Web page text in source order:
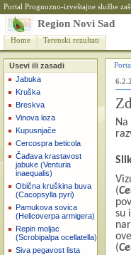
Portal Prognozno-izveštajne službe
Region Novi Sad
Home Terenski rezultati
Usevi ili zasadi
Jabuka
Kruška
Breskva
Vinova loza
Kupusnjače
Cercospra beticola
Čađava krastavost
jabuke (Venturia
inaequalis)
Obična kruškina buva
(Cacopsylla pyri)
Pamukova sovica
(Helicoverpa armigera)
Repin moljac
(Scrobipalpa ocellatella)
Siva pegavost lista
(
su
(